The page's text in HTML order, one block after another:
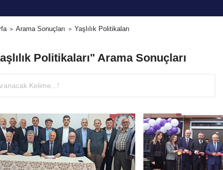
Arama Sonuçları Yaşlılık Politikaları
Politikaları" Arama Sonuçları